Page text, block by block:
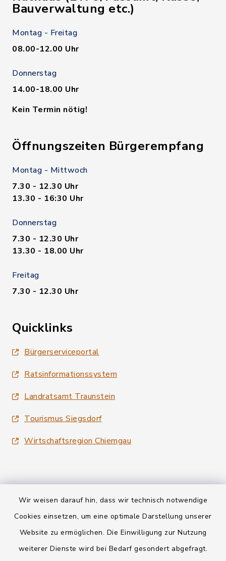
Wir weisen darauf hin, dass wir technisch notwendige
Cookies einsetzen, um eine optimale Darstellung unserer
Website zu ermöglichen. Die Einwilligung zur Nutzung
weiterer Dienste wird bei Bedarf gesondert abgefragt.
Bauverwaltung etc.)
Montag - Freitag
08.00-12.00 Uhr
Donnerstag
14.00-18.00 Uhr
Kein Termin nötig!
Öffnungszeiten Bürgerempfang
Montag - Mittwoch
7.30 - 12.30 Uhr
13.30 - 16:30 Uhr
Donnerstag
7.30 - 12.30 Uhr
13.30 - 18.00 Uhr
Freitag
7.30 - 12.30 Uhr
Quicklinks
Bürgerserviceportal
Ratsinformationssystem
Landratsamt Traunstein
Tourismus Siegsdorf
Wirtschaftsregion Chiemgau
Kontakt